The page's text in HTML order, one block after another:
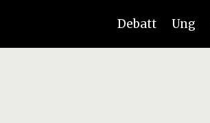
Debatt Ung